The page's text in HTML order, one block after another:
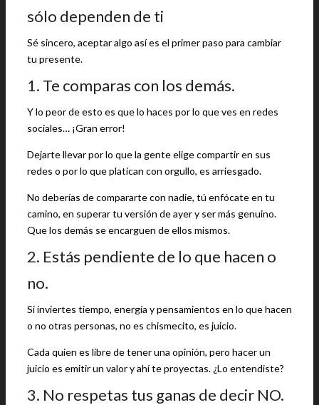
sólo dependen de ti
Sé sincero, aceptar algo así es el primer paso para cambiar
tu presente.
1. Te comparas con los demás.
Y lo peor de esto es que lo haces por lo que ves en redes
sociales… ¡Gran error!
Dejarte llevar por lo que la gente elige compartir en sus
redes o por lo que platican con orgullo, es arriesgado.
No deberías de compararte con nadie, tú enfócate en tu
camino, en superar tu versión de ayer y ser más genuino.
Que los demás se encarguen de ellos mismos.
2. Estás pendiente de lo que hacen o
no.
Si inviertes tiempo, energía y pensamientos en lo que hacen
o no otras personas, no es chismecito, es juicio.
Cada quien es libre de tener una opinión, pero hacer un
juicio es emitir un valor y ahí te proyectas. ¿Lo entendiste?
3. No respetas tus ganas de decir NO.